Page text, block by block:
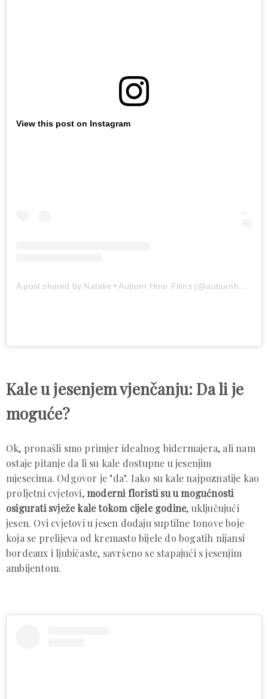
View this post on Instagram
Kale u jesenjem vjenčanju: Da li je
moguće?
Ok, pronašli smo primjer idealnog bidermajera, ali nam
ostaje pitanje da li su kale dostupne u jesenjim
mjesecima. Odgovor je "da". Iako su kale najpoznatije kao
proljetni cvjetovi,moderni floristi su u mogućnosti
osigurati svježe kale tokom cijele godine, uključujući
jesen. Ovi cvjetovi u jesen dodaju suptilne tonove boje
koja se prelijeva od kremasto bijele do bogatih nijansi
bordeaux i ljubičaste, savršeno se stapajući s jesenjim
ambijentom.